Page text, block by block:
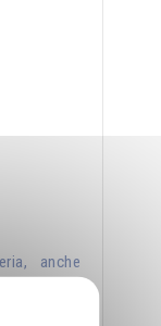
anche
creatrice
divenga